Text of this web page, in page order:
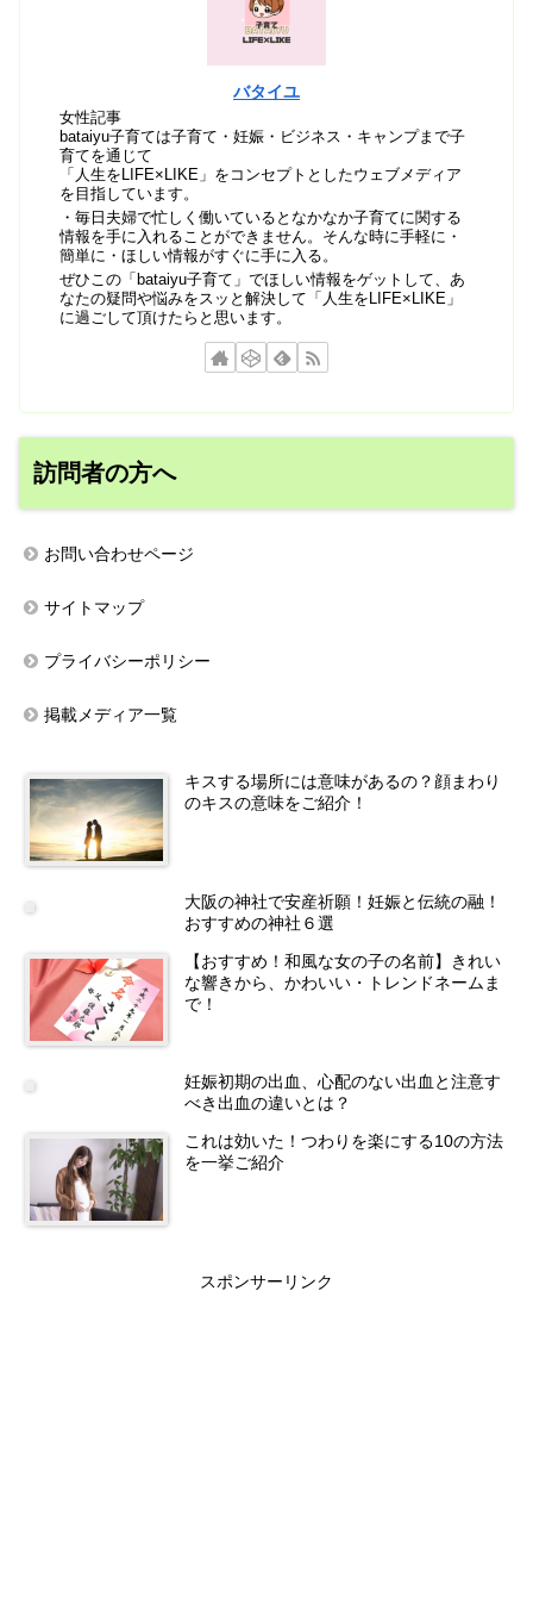
バタイユ
女性記事
bataiyu子育ては子育て・妊娠・ビジネス・キャンプまで子
育てを通じて
「人生をLIFE×LIKE」をコンセプトとしたウェブメディア
を目指しています。
・毎日夫婦で忙しく働いているとなかなか子育てに関する
情報を手に入れることができません。そんな時に手軽に・
簡単に・ほしい情報がすぐに手に入る。
ぜひこの「bataiyu子育て」でほしい情報をゲットして、あ
なたの疑問や悩みをスッと解決して「人生をLIFE×LIKE」
に過ごして頂けたらと思います。
訪問者の方へ
お問い合わせページ
サイトマップ
プライバシーポリシー
掲載メディア一覧
キスする場所には意味があるの？顔まわり
のキスの意味をご紹介！
大阪の神社で安産祈願！妊娠と伝統の融！
おすすめの神社６選
【おすすめ！和風な女の子の名前】きれい
な響きから、かわいい・トレンドネームま
で！
妊娠初期の出血、心配のない出血と注意す
べき出血の違いとは？
これは効いた！つわりを楽にする10の方法
を一挙ご紹介
スポンサーリンク